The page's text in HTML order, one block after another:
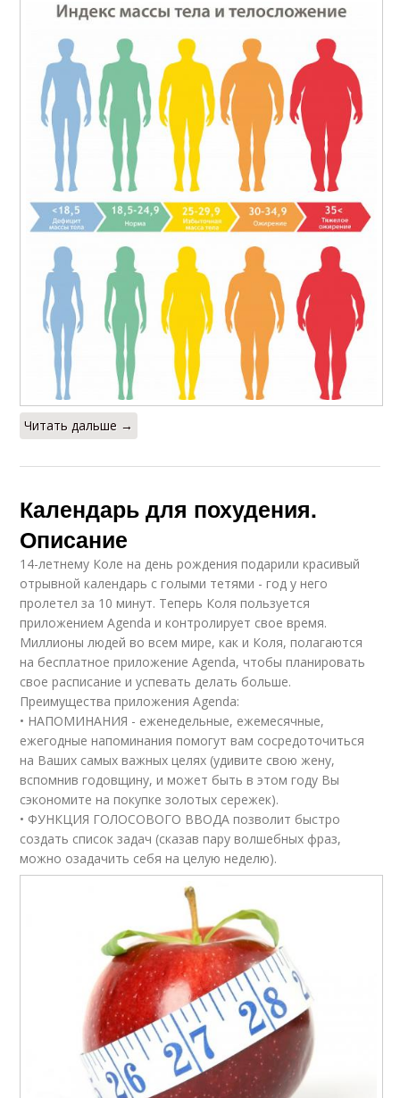
Читать дальше →
Календарь для похудения.
Описание
14-летнему Коле на день рождения подарили красивый
отрывной календарь с голыми тетями - год у него
пролетел за 10 минут. Теперь Коля пользуется
приложением Agenda и контролирует свое время.
Миллионы людей во всем мире, как и Коля, полагаются
на бесплатное приложение Agenda, чтобы планировать
свое расписание и успевать делать больше.
Преимущества приложения Agenda:
• НАПОМИНАНИЯ - еженедельные, ежемесячные,
ежегодные напоминания помогут вам сосредоточиться
на Ваших самых важных целях (удивите свою жену,
вспомнив годовщину, и может быть в этом году Вы
сэкономите на покупке золотых сережек).
• ФУНКЦИЯ ГОЛОСОВОГО ВВОДА позволит быстро
создать список задач (сказав пару волшебных фраз,
можно озадачить себя на целую неделю).